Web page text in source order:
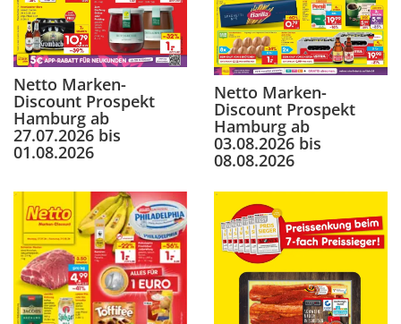
Netto Marken-
Discount Prospekt
Hamburg ab
27.07.2026 bis
01.08.2026
Netto Marken-
Discount Prospekt
Hamburg ab
03.08.2026 bis
08.08.2026